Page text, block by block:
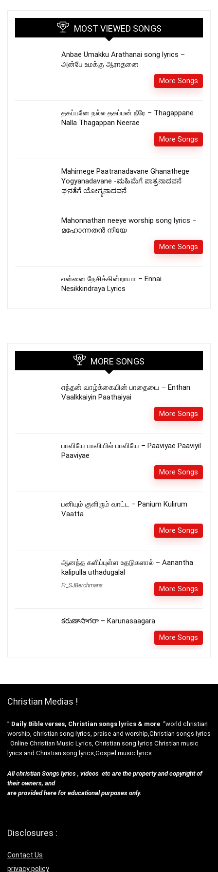
MOST VIEWED SONGS
Anbae Umakku Arathanai song lyrics –
அன்பே உமக்கு ஆராதனை
More Songs
தகப்பனே நல்ல தகப்பன் நீரே – Thagappane
Nalla Thagappan Neerae
More Songs
Mahimege Paatranadavane Ghanathege
Yogyanadavane -ಮಹಿಮೆಗೆ ಪಾತ್ರನಾದವನೆ
ಘನತೆಗೆ ಯೋಗ್ಯನಾದವನೆ
Mahonnathan neeye worship song lyrics –
മഹോന്നതൻ നീയേ
More Songs
என்னை நேசிக்கின்றாயா – Ennai
Nesikkindraya Lyrics
MORE SONGS
எந்தன் வாழ்க்கையின் பாதையை – Enthan
Vaalkkaiyin Paathaiyai
More Songs
பாவியே பாவியில் பாவியே – Paaviyae Paaviyil
Paaviyae
More Songs
பனியும் குளிரும் வாட்ட – Panium Kulirum
Vaatta
More Songs
ஆனந்த களிப்புள்ள உதடுகளால் – Aanantha
kalipulla uthadugalal
Fr_SJBerchmans More Songs
కరుణాసాగరా – Karunasaagara
More Songs
Christian Medias !
” Daily Bible verses, Christian songs lyrics & more “world christian
worship, christian song lyrics, praise and worship,Christian songs lyrics
. Online Christian Music Lyrics, Christian song lyrics Christian music
lyrics and Christian song lyrics,Gospel music lyrics.
All christian Songs lyrics , videos etc are the property and copyright of
their owners, and
are provided here for educational purposes only.
Disclosures :
Contact Us
privacy policy